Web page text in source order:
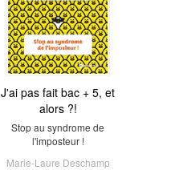
J'ai pas fait bac + 5, et
alors ?!
Stop au syndrome de
l'imposteur !
Marie-Laure Deschamp